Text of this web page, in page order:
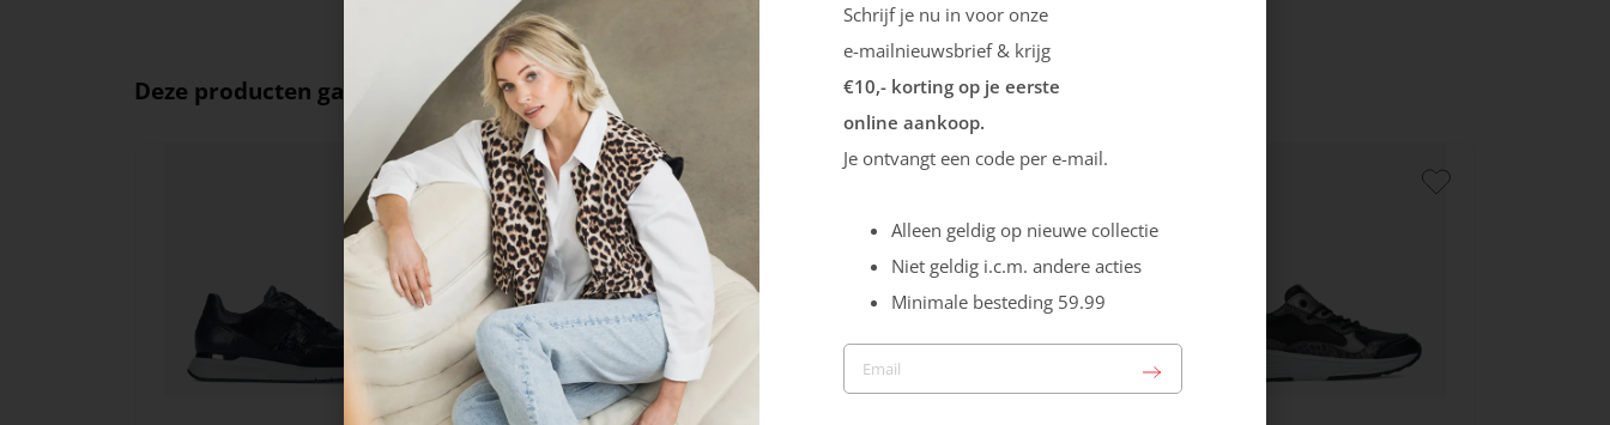
Deze producten ga je leuk vinden
Schrijf je nu in voor onze
e-mailnieuwsbrief & krijg
€10,- korting op je eerste
online aankoop.
Je ontvangt een code per e-mail.
Alleen geldig op nieuwe collectie
Niet geldig i.c.m. andere acties
Minimale besteding 59.99